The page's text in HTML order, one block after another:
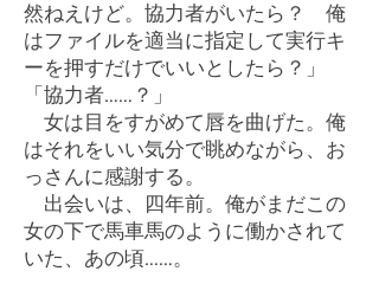
然ねえけど。協力者がいたら？ 俺
はファイルを適当に指定して実行キ
ーを押すだけでいいとしたら？」
「協力者……？」
女は目をすがめて唇を曲げた。俺
はそれをいい気分で眺めながら、お
っさんに感謝する。
出会いは、四年前。俺がまだこの
女の下で馬車馬のように働かされて
いた、あの頃……。